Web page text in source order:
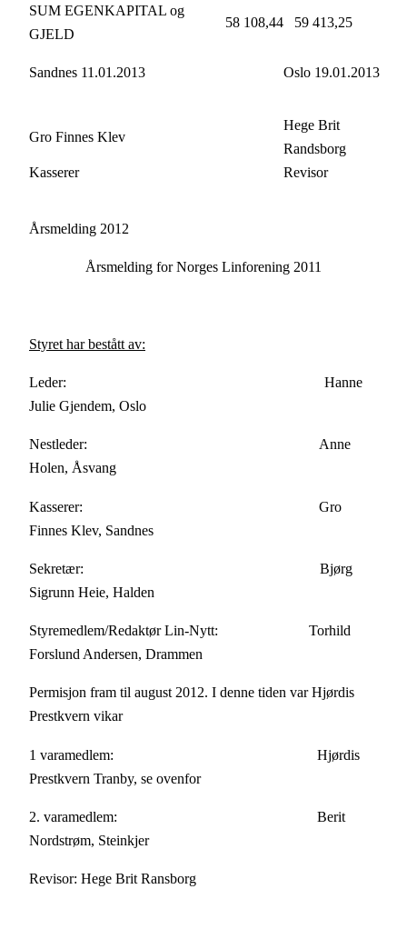
SUM EGENKAPITAL og
GJELD
58 108,44 59 413,25
Sandnes 11.01.2013 Oslo 19.01.2013
Gro Finnes Klev
Hege Brit
Randsborg
Kasserer
Revisor
Årsmelding 2012
Årsmelding for Norges Linforening 2011
Styret har bestått av:
Leder: Hanne
Julie Gjendem, Oslo
Nestleder: Anne
Holen, Åsvang
Kasserer: Gro
Finnes Klev, Sandnes
Sekretær: Bjørg
Sigrunn Heie, Halden
Styremedlem/Redaktør Lin-Nytt: Torhild
Forslund Andersen, Drammen
Permisjon fram til august 2012. I denne tiden var Hjørdis
Prestkvern vikar
1 varamedlem: Hjørdis
Prestkvern Tranby, se ovenfor
2. varamedlem: Berit
Nordstrøm, Steinkjer
Revisor: Hege Brit Ransborg